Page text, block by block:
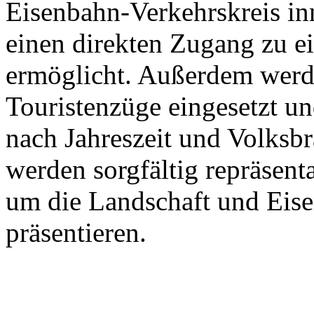
Eisenbahn-Verkehrskreis
einen direkten Zugang zu
ermöglicht. Außerdem
Touristenzüge eingesetzt
nach Jahreszeit und
werden sorgfältig
um die Landschaft und
präsentieren.